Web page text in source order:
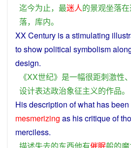
迄今为止， 最迷人的景观坐落在
落， 库内。
XXCentury isastimulating
toshowpolitical symbolism
design.
《XX世纪》 是一幅很距刺激性、
设计表达政治象征主义的作品。
Hisdescription ofwhat hasbeen
mesmerizing as his critique of
merciless.